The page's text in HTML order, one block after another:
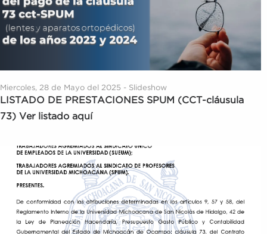
Miercoles, 28 de Mayo del 2025 - Slideshow
LISTADO DE PRESTACIONES SPUM (CCT-cláusula
73) Ver listado aquí